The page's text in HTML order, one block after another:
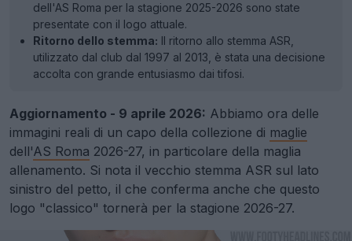
dell'AS Roma per la stagione 2025-2026 sono state
presentate con il logo attuale.
Ritorno dello stemma: Il ritorno allo stemma ASR,
utilizzato dal club dal 1997 al 2013, è stata una decisione
accolta con grande entusiasmo dai tifosi.
Aggiornamento - 9 aprile 2026: Abbiamo ora delle
immagini reali di un capo della collezione di maglie
dell'AS Roma 2026-27, in particolare della maglia
allenamento. Si nota il vecchio stemma ASR sul lato
sinistro del petto, il che conferma anche che questo
logo "classico" tornerà per la stagione 2026-27.